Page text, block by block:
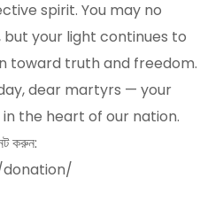
spirit. You may no
but your light continues to
toward truth and freedom.
dear martyrs — your
the heart of our nation.
করুন: